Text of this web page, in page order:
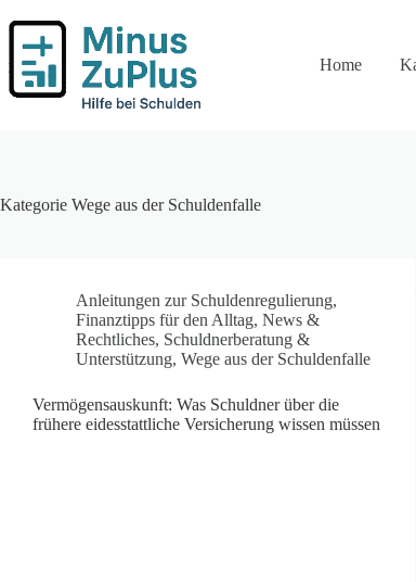
Inhalt
springen
Home
Kategorie Wege aus der Schuldenfalle
Anleitungen zur Schuldenregulierung,
Finanztipps für den Alltag, News &
Rechtliches, Schuldnerberatung &
Unterstützung, Wege aus der Schuldenfalle
Vermögensauskunft: Was Schuldner über die
frühere eidesstattliche Versicherung wissen müssen